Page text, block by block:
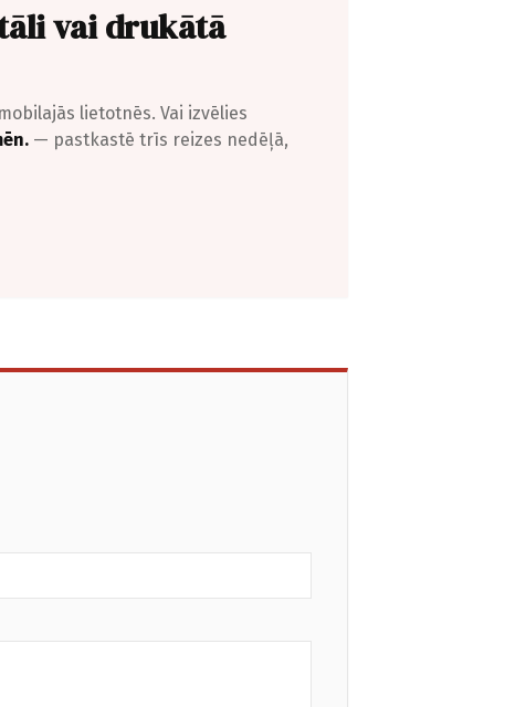
vai drukātā
lietotnēs. Vai izvēlies
— pastkastē trīs reizes nedēļā,